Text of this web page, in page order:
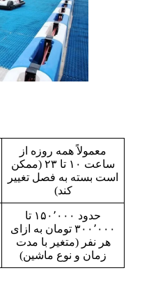
معمولاً همه روزه از
ساعت ۱۰ تا ۲۳ (ممکن
است بسته به فصل تغییر
کند)
حدود ۱۵۰٬۰۰۰ تا
۳۰۰٬۰۰۰ تومان به ازای
هر نفر (متغیر با مدت
زمان و نوع ماشین)